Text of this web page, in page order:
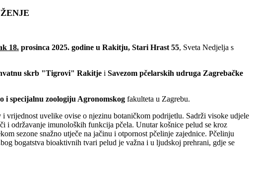
18. prosinca 2025. godine u Rakitju, Stari Hrast 55, Sveta Nedjelja s
skrb "Tigrovi" Rakitje i Savezom pčelarskih udruga Zagrebačke
i specijalnu zoologiju Agronomskog fakulteta u Zagrebu.
uvelike ovise o njezinu botaničkom podrijetlu. Sadrži visoke udjele
i održavanje imunoloških funkcija pčela. Unutar košnice pelud se kroz
sezone snažno utječe na jačinu i otpornost pčelinje zajednice. Pčelinju
bogatstva bioaktivnih tvari pelud je važna i u ljudskoj prehrani, gdje se